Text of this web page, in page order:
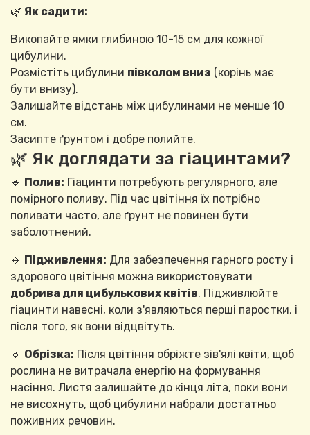
🌿 Як садити:
Викопайте ямки глибиною 10-15 см для кожної
цибулини.
Розмістіть цибулини півколом вниз (корінь має
бути внизу).
Залишайте відстань між цибулинами не менше 10
см.
Засипте ґрунтом і добре полийте.
🌿 Як доглядати за гіацинтами?
🔹 Полив: Гіацинти потребують регулярного, але
помірного поливу. Під час цвітіння їх потрібно
поливати часто, але ґрунт не повинен бути
заболотнений.
🔹 Підживлення: Для забезпечення гарного росту і
здорового цвітіння можна використовувати
добрива для цибулькових квітів. Підживлюйте
гіацинти навесні, коли з'являються перші паростки, і
після того, як вони відцвітуть.
🔹 Обрізка: Після цвітіння обріжте зів'ялі квіти, щоб
рослина не витрачала енергію на формування
насіння. Листя залишайте до кінця літа, поки вони
не висохнуть, щоб цибулини набрали достатньо
поживних речовин.